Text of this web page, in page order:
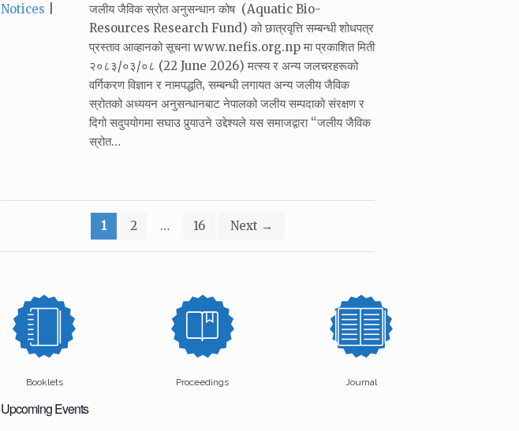
Categories:
Notices
जलीय जैविक स्रोत अनुसन्धान कोष (Aquatic Bio-
Resources Research Fund) को छात्रवृत्ति सम्बन्धी शोधपत्र
प्रस्ताव आव्हानको सूचना www.nefis.org.np मा प्रकाशित मिती
२०८३/०३/०८ (22 June 2026) मत्स्य र अन्य जलचरहरूको
वर्गिकरण विज्ञान र नामपद्धति‚ सम्बन्धी लगायत अन्य जलीय जैविक
स्रोतको अध्ययन अनुसन्धानबाट नेपालको जलीय सम्पदाको संरक्षण र
दिगो सदुपयोगमा सघाउ पुर्‍याउने उद्देश्यले यस समाजद्वारा “जलीय जैविक
स्रोत…
pagination
1 2 … 16 Next →
Booklets Proceedings Journal
Upcoming Events